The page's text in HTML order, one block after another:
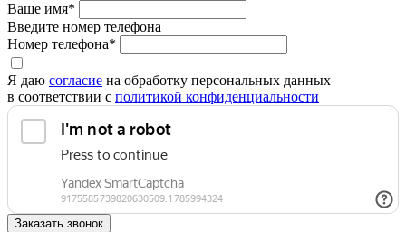
Ваше имя*
Введите номер телефона
Номер телефона*
Я даю согласие на обработку персональных данных
в соответствии с политикой конфиденциальности